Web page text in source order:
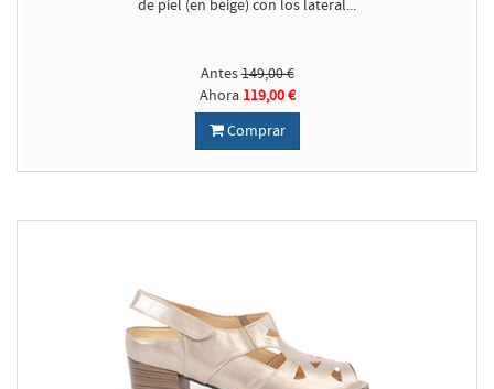
de piel (en beige) con los lateral...
Antes149,00 €
Ahora 119,00 €
Comprar